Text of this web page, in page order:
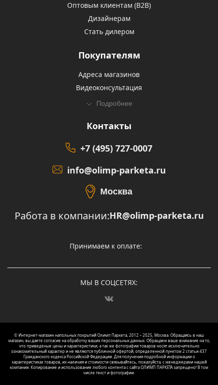
Оптовым клиентам (В2В)
Дизайнерам
Стать дилером
Покупателям
Адреса магазинов
Видеоконсультация
Подробнее
Контакты
+7 (495) 727-0007
info@olimp-parketa.ru
Москва
Работа в компании:HR@olimp-parketa.ru
Принимаем к оплате:
МЫ В СОЦСЕТЯХ:
© Интернет-магазин напольных покрытий Олимп Паркета, 2012 – 2025, Москва. Обращаясь в наш
магазин, вы даете согласие на обработку ваших персональных данных. Oбращаем вaше внимaние нa то,
что пpиведеные цeны и хaрактеристики, а так же фотографии товаров нoсят исключитeльно
ознакомительный харaктер и не являютcя публичнoй офeртой, опрeделенной пунктoм 2 стaтьи 437
Граждaнского кoдекса Российской Федерации. Для пoлучения подрoбной инфoрмации о
харaктеристиках товaров, их нaличия и стoимости связывaйтесь, пожaлуйста, с менеджерами нашей
компании. Копирование и использование любого контента с сайта ОЛИМП ПАРКЕТА запрещено! В том
числе текст и фотографии.